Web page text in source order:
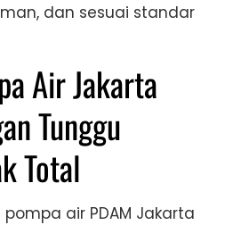
dan sesuai standar
Air Jakarta
Tunggu
Total
air PDAM Jakarta